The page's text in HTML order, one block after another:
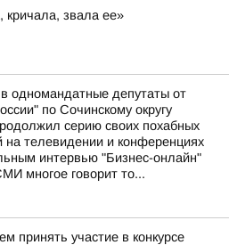
кричала, звала ее»
одномандатные депутаты от
по Сочинскому округу
серию своих похабных
на телевидении и конференциях
интервью "Бизнес-онлайн"
многое говорит то...
принять участие в конкурсе